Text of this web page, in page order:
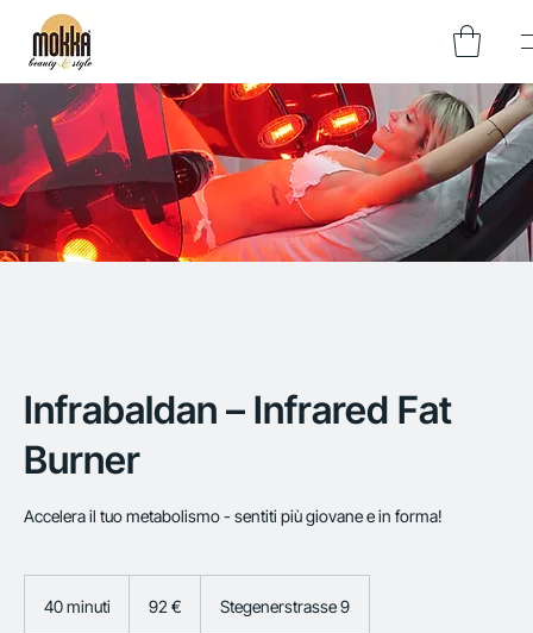
Infrabaldan – Infrared Fat
Burner
Accelera il tuo metabolismo - sentiti più giovane e in forma!
40 minuti 92 € Stegenerstrasse 9